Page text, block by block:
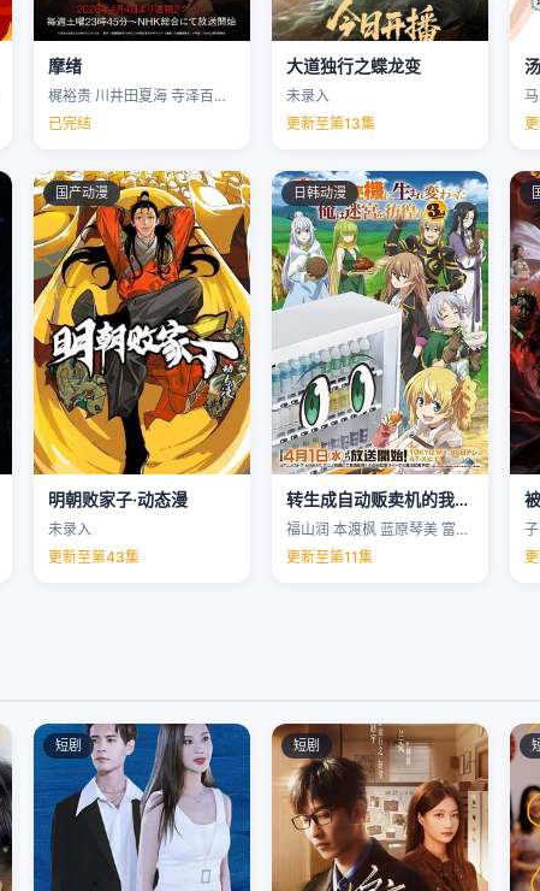
摩绪
梶裕贵 川井田夏海 寺泽百花 下野纮 …
已完结
大道独行之蝶龙变
未录入
更新至第13集
国产动漫
明朝败家子·动态漫
未录入
更新至第43集
日韩动漫
转生成自动贩卖机的我今天也在迷宫徘徊第三季
福山润 本渡枫 蓝原琴美 富田美忧 …
更新至第11集
短剧 短剧